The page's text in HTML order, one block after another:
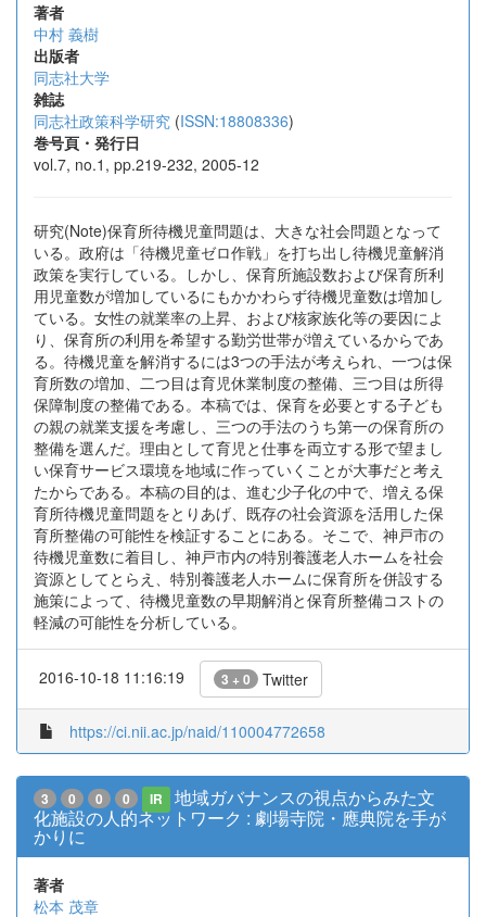
著者
中村 義樹
出版者
同志社大学
雑誌
同志社政策科学研究 (ISSN:18808336)
巻号頁・発行日
vol.7, no.1, pp.219-232, 2005-12
研究(Note)保育所待機児童問題は、大きな社会問題となって
いる。政府は「待機児童ゼロ作戦」を打ち出し待機児童解消
政策を実行している。しかし、保育所施設数および保育所利
用児童数が増加しているにもかかわらず待機児童数は増加し
ている。女性の就業率の上昇、および核家族化等の要因によ
り、保育所の利用を希望する勤労世帯が増えているからであ
る。待機児童を解消するには3つの手法が考えられ、一つは保
育所数の増加、二つ目は育児休業制度の整備、三つ目は所得
保障制度の整備である。本稿では、保育を必要とする子ども
の親の就業支援を考慮し、三つの手法のうち第一の保育所の
整備を選んだ。理由として育児と仕事を両立する形で望まし
い保育サービス環境を地域に作っていくことが大事だと考え
たからである。本稿の目的は、進む少子化の中で、増える保
育所待機児童問題をとりあげ、既存の社会資源を活用した保
育所整備の可能性を検証することにある。そこで、神戸市の
待機児童数に着目し、神戸市内の特別養護老人ホームを社会
資源としてとらえ、特別養護老人ホームに保育所を併設する
施策によって、待機児童数の早期解消と保育所整備コストの
軽減の可能性を分析している。
2016-10-18 11:16:19 3 + 0 Twitter
https://ci.nii.ac.jp/naid/110004772658
3 0 0 0 IR
地域ガバナンスの視点からみた文
化施設の人的ネットワーク : 劇場寺院・應典院を手が
かりに
著者
松本 茂章